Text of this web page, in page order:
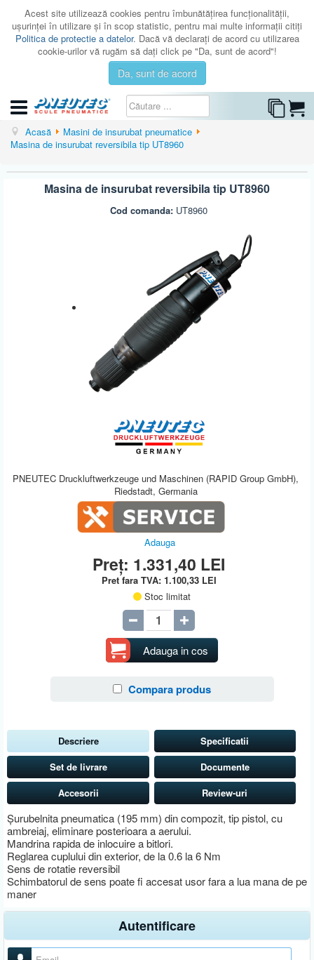
Acest site utilizează cookies pentru îmbunătăţirea funcţionalităţii,
uşurinţei în utilizare şi în scop statistic, pentru mai multe informaţii citiţi
Politica de protectie a datelor. Dacă vă declaraţi de acord cu utilizarea
cookie-urilor vă rugăm să daţi click pe "Da, sunt de acord"!
Da, sunt de acord
CATEGORII
Acasă
Masini de insurubat pneumatice
Masina de insurubat reversibila tip UT8960
Masina de insurubat reversibila tip UT8960
Cod comanda: UT8960
PNEUTEC Druckluftwerkzeuge und Maschinen (RAPID Group GmbH),
Riedstadt, Germania
Adauga
Preț: 1.331,40 LEI
Pret fara TVA: 1.100,33 LEI
Stoc limitat
Adauga in cos
Compara produs
Descriere
Şurubelnita pneumatica (195 mm) din compozit, tip pistol, cu
ambreiaj, eliminare posterioara a aerului.
Mandrina rapida de inlocuire a bitlori.
Reglarea cuplului din exterior, de la 0.6 la 6 Nm
Sens de rotatie reversibil
Schimbatorul de sens poate fi accesat usor fara a lua mana de pe
maner
Specificatii
Set de livrare
Documente
Accesorii
Review-uri
Autentificare
Nume utilizator